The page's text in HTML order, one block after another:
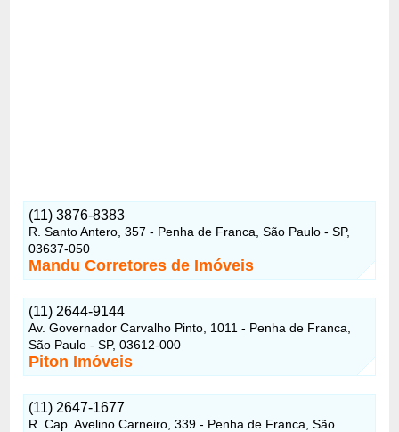
(11) 3876-8383
R. Santo Antero, 357 - Penha de Franca, São Paulo - SP,
03637-050
Mandu Corretores de Imóveis
(11) 2644-9144
Av. Governador Carvalho Pinto, 1011 - Penha de Franca,
São Paulo - SP, 03612-000
Piton Imóveis
(11) 2647-1677
R. Cap. Avelino Carneiro, 339 - Penha de Franca, São